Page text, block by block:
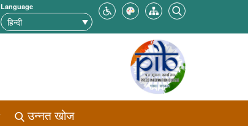
Language
उन्नत खोज